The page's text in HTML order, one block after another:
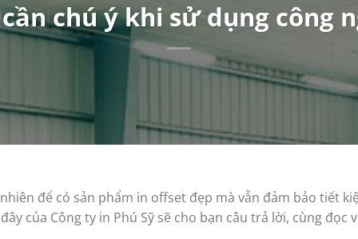
chú ý khi sử dụng công
để có sản phẩm in offset đẹp mà vẫn đảm bảo tiết
của Công ty in Phú Sỹ sẽ cho bạn câu trả lời, cùng đọc